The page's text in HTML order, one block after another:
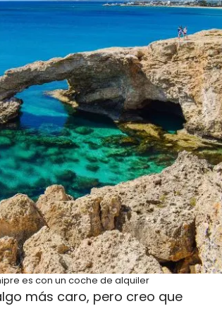
es con un coche de alquiler
más caro, pero creo que